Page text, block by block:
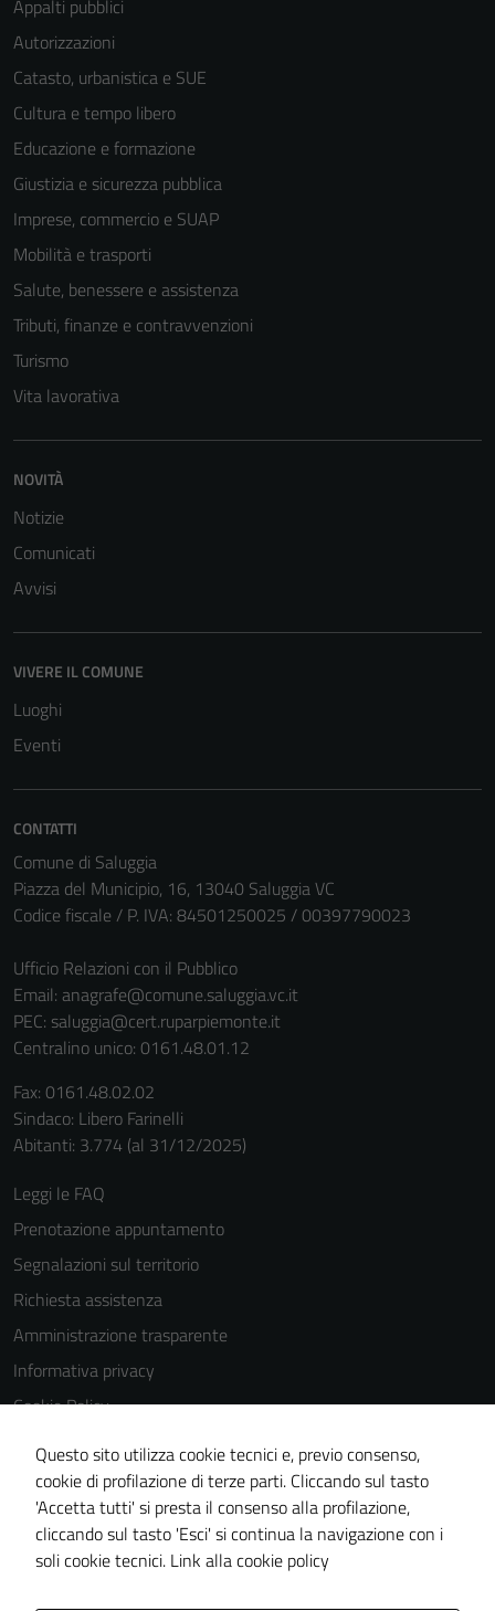
Appalti pubblici
Autorizzazioni
Catasto, urbanistica e SUE
Cultura e tempo libero
Educazione e formazione
Giustizia e sicurezza pubblica
Imprese, commercio e SUAP
Mobilità e trasporti
Salute, benessere e assistenza
Tributi, finanze e contravvenzioni
Turismo
Vita lavorativa
NOVITÀ
Notizie
Comunicati
Avvisi
VIVERE IL COMUNE
Luoghi
Eventi
CONTATTI
Comune di Saluggia
Piazza del Municipio, 16, 13040 Saluggia VC
Codice fiscale / P. IVA: 84501250025 / 00397790023
Ufficio Relazioni con il Pubblico
Email: anagrafe@comune.saluggia.vc.it
PEC: saluggia@cert.ruparpiemonte.it
Centralino unico: 0161.48.01.12
Fax: 0161.48.02.02
Sindaco: Libero Farinelli
Abitanti: 3.774 (al 31/12/2025)
Leggi le FAQ
Prenotazione appuntamento
Segnalazioni sul territorio
Richiesta assistenza
Amministrazione trasparente
Informativa privacy
Cookie Policy
Note legali
Dichiarazione di accessibilità
Piano di miglioramento del sito
Statistiche sito web
Questo sito utilizza cookie tecnici e, previo consenso,
cookie di profilazione di terze parti. Cliccando sul tasto
'Accetta tutti' si presta il consenso alla profilazione,
cliccando sul tasto 'Esci' si continua la navigazione con i
soli cookie tecnici. Link alla cookie policy
del sito e non
informazioni